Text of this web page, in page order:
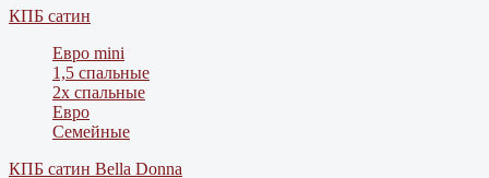
КПБ сатин
Евро mini
1,5 спальные
2х спальные
Евро
Семейные
КПБ сатин Bella Donna